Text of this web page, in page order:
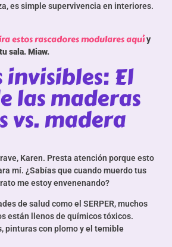
es simple supervivencia en interiores.
estos rascadores modulares aquíy
sala. Miaw.
El
las maderas
vs. madera
Karen. Presta atención porque esto
mí. ¿Sabías que cuando muerdo tus
me estoy envenenando?
de salud como el SERPER, muchos
están llenos de químicos tóxicos.
pinturas con plomo y el temible